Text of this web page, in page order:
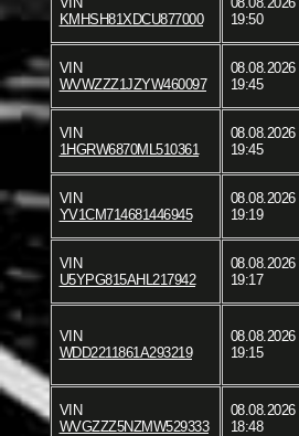
KMHSH81XDCU877000
19:50
VIN
WVWZZZ1JZYW460097
08.08.2026
19:45
VIN
1HGRW6870ML510361
08.08.2026
19:45
VIN
YV1CM714681446945
08.08.2026
19:19
VIN
U5YPG815AHL217942
08.08.2026
19:17
VIN
WDD2211861A293219
08.08.2026
19:15
VIN
WVGZZZ5NZMW529333
08.08.2026
18:48